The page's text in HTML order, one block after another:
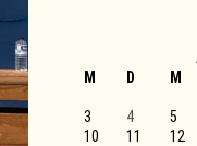
M
D M
3
4 5
10
11 12